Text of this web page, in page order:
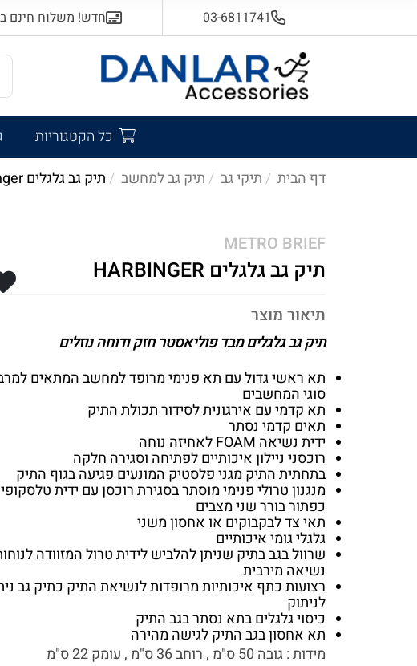
03-6811741 חדש! משלוח חינם
כל הקטגוריות
דף הבית
תיקי גב תיק גב למחשב תיק גב גלגלים harbinger
METRO BRIEF
תיק גב גלגלים HARBINGER
תיאור מוצר
תיק גב גלגלים מבד פוליאסטר חזק ודוחה נוזלים
תא ראשי גדול עם תא פנימי מרופד למחשב המתאים
סוגי המחשבים
תא קדמי עם אירגונית לסידור תכולת התיק
תאים קדמי נסתר
ידית נשיאה FOAM לאחיזה נוחה
רוכסני ניילון איכותיים לפתיחה וסגירה חלקה
בתחתית התיק מגני פלסטיק המונעים פגיעה בגוף התיק
מנגנון טרולי פנימי מוסתר בסגירת רוכסן עם ידית
כפתור בורר שני מצבים
תאי צד לבקבוקים או אחסון משני
גלגלי גומי איכותיים
שרוול בגב בתיק שניתן להלביש לידית טרול המזוודה
נשיאה מירבית
רצועות כתף איכותיות מרופדות לנשיאת התיק כתיק גב
לניתוק
כיסוי גלגלים בתא נסתר בגב התיק
תא אחסון בגב התיק לגישה מהירה
מידות : גובה 50 ס"מ , רוחב 36 ס"מ , עומק 22 ס"מ